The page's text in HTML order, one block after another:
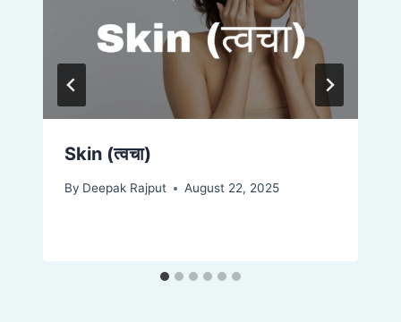
Skin (त्वचा)
By Deepak Rajput August 22, 2025